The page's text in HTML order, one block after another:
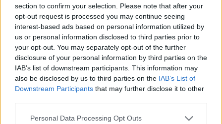
section to confirm your selection. Please note that after your
opt-out request is processed you may continue seeing
interest-based ads based on personal information utilized by
us or personal information disclosed to third parties prior to
your opt-out. You may separately opt-out of the further
disclosure of your personal information by third parties on the
IAB’s list of downstream participants. This information may
also be disclosed by us to third parties on the IAB’s List of
Downstream Participants that may further disclose it to other
Personal Data Processing Opt Outs